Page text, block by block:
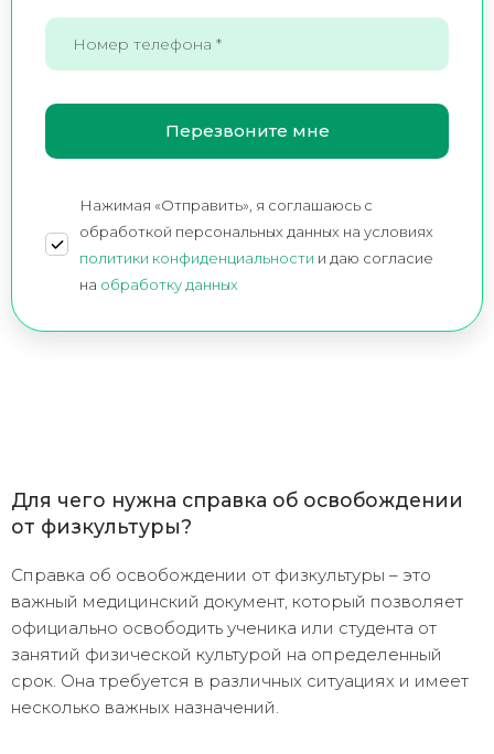
Нажимая «Отправить», я соглашаюсь c
обработкой персональных данных на условиях
политики конфиденциальности и даю согласие
на обработку данных
Для чего нужна справка об освобождении
от физкультуры?
Справка об освобождении от физкультуры – это
важный медицинский документ, который позволяет
официально освободить ученика или студента от
занятий физической культурой на определенный
срок. Она требуется в различных ситуациях и имеет
несколько важных назначений.